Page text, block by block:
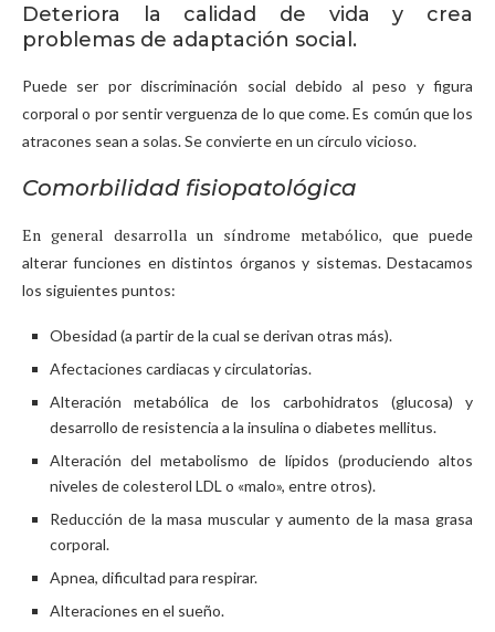
Deteriora la calidad de vida y crea
problemas de adaptación social.
Puede ser por discriminación social debido al peso y figura
corporal o por sentir verguenza de lo que come. Es común que los
atracones sean a solas. Se convierte en un círculo vicioso.
Comorbilidad fisiopatológica
En general desarrolla un síndrome metabólico, que puede
alterar funciones en distintos órganos y sistemas. Destacamos
los siguientes puntos:
Obesidad (a partir de la cual se derivan otras más).
Afectaciones cardiacas y circulatorias.
Alteración metabólica de los carbohidratos (glucosa) y
desarrollo de resistencia a la insulina o diabetes mellitus.
Alteración del metabolismo de lípidos (produciendo altos
niveles de colesterol LDL o «malo», entre otros).
Reducción de la masa muscular y aumento de la masa grasa
corporal.
Apnea, dificultad para respirar.
Alteraciones en el sueño.